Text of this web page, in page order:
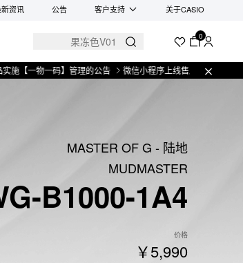
资讯 公告 客户支持 关于CASIO
0
一码】管理的公告 微信小程序上线售后服务公告 关于部
MASTER OF G - 陆地
MUDMASTER
B1000-1A4
价格
￥5,990